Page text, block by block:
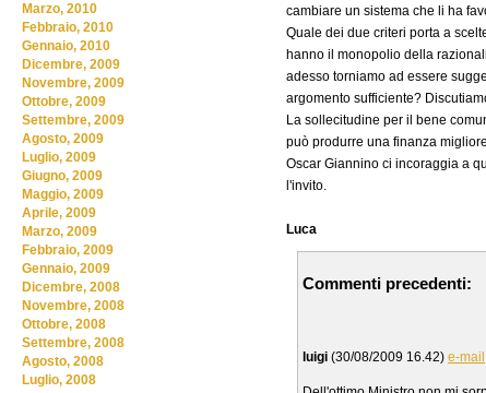
cambiare un sistema che li ha
Quale dei due criteri porta a
hanno il monopolio della
adesso torniamo ad essere
argomento sufficiente?
La sollecitudine per il bene
può produrre una finanza
Oscar Giannino ci incoraggia a
l'invito.
Luca
Commenti precedenti:
luigi (30/08/2009 16.42) e-mail
Marzo, 2010
Febbraio, 2010
Gennaio, 2010
Dicembre, 2009
Novembre, 2009
Ottobre, 2009
Settembre, 2009
Agosto, 2009
Luglio, 2009
Giugno, 2009
Maggio, 2009
Aprile, 2009
Marzo, 2009
Febbraio, 2009
Gennaio, 2009
Dicembre, 2008
Novembre, 2008
Ottobre, 2008
Settembre, 2008
Agosto, 2008
Luglio, 2008